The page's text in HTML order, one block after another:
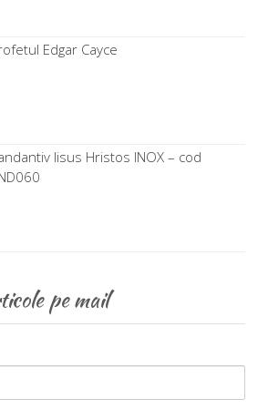
Edgar Cayce
Iisus Hristos INOX – cod
pe mail